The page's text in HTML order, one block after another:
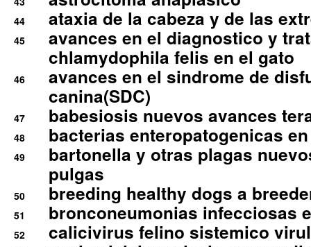
44 ataxia de la cabeza y de las
45
avances en el diagnostico y
chlamydophila felis en el gato
46
avances en el sindrome de
canina(SDC)
47 babesiosis nuevos avances
48 bacterias enteropatogenicas
49
bartonella y otras plagas
pulgas
50 breeding healthy dogs a
51 bronconeumonias infecciosas
52 calicivirus felino sistemico